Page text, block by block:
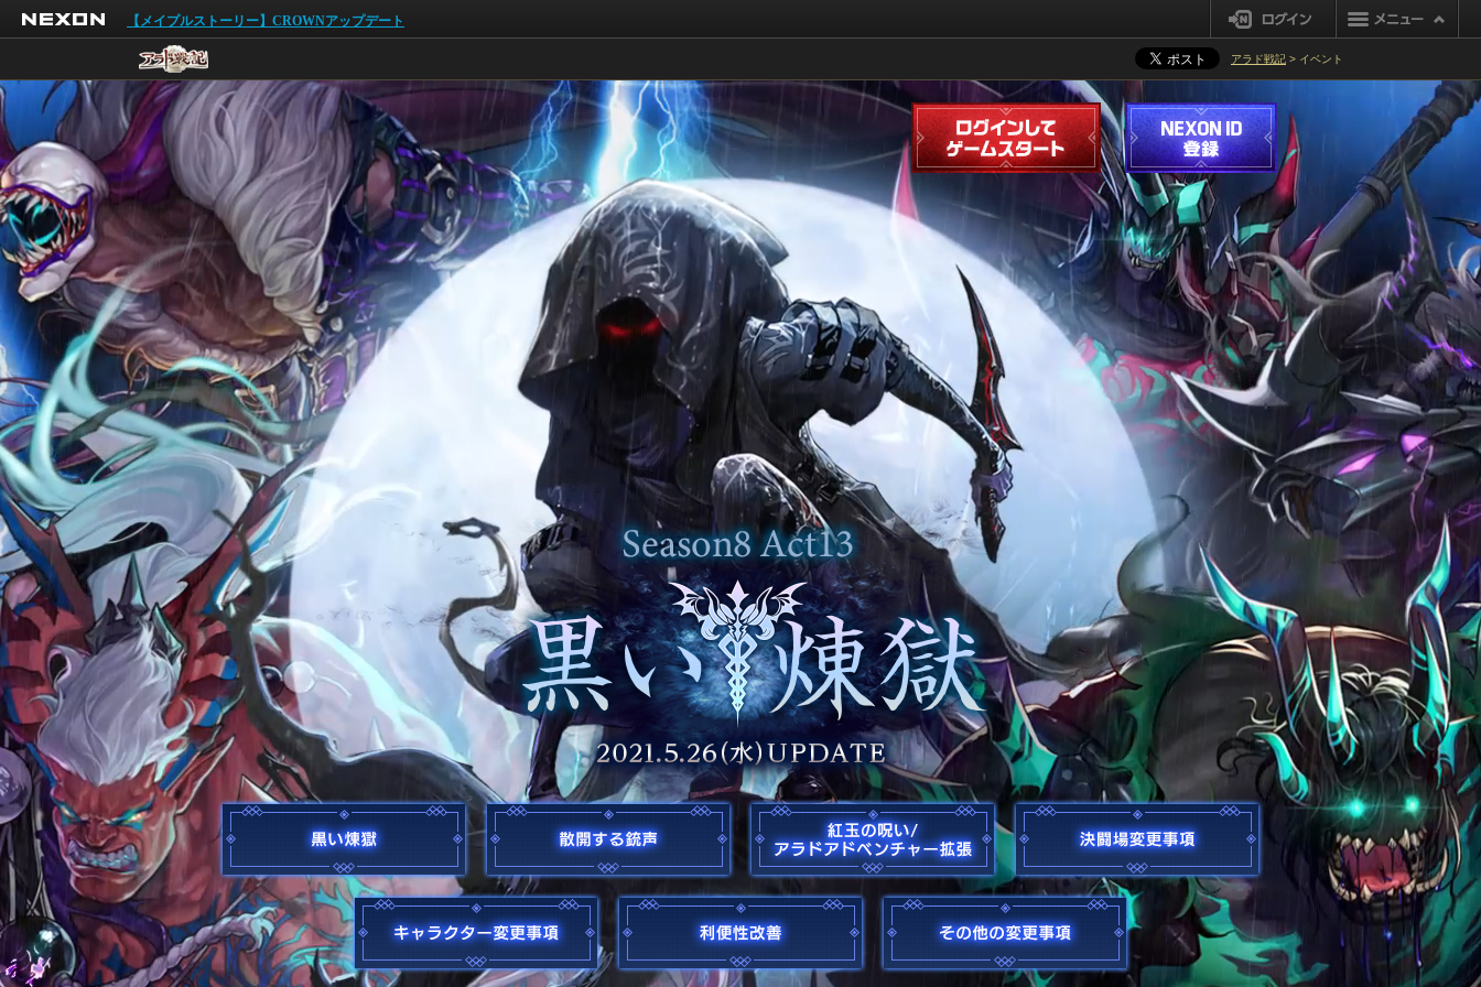
NEXON
【メイプルストーリー】CROWNアップデート
ログイン
アラド戦記 > イベント
ログインしてゲームスタートNEXON ID登録
Season8 Act13 黒い煉獄
黒い煉獄 散開する銃声 紅玉の呪い/アラドアドベンチャー拡張決闘場変更事項
キャラクター変更事項 利便性改善 その他の変更事項